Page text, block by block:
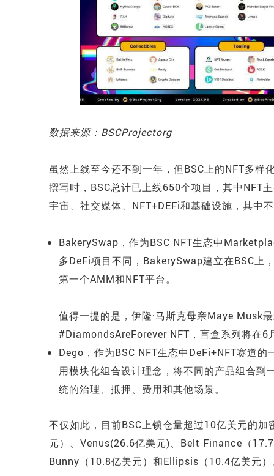
数据来源：BSCProjectorg
虽然上线至今还不到一年，但BSC上的NFT多
撰写时，BSC总计已上线650个项目，其中NFT
宇宙、社交媒体、NFT+DEFi和基础设施，其中
BakerySwap，作为BSC NFT生态中
多DeFi项目不同，BakerySwap建立在BSC上
第一个AMM和NFT平台。
值得一提的是，伊隆·马斯克母亲Maye Musk
#DiamondsAreForever NFT，盲盒系列将在6
Dego，作为BSC NFT生态中DeFi+NFT赛道
用模块化组合设计理念，将不同的产品组合
统的治理、抵押、费用和其他场景。
不仅如此，目前BSC上锁仓量超过10亿美元的
元）、Venus(26.6亿美元)、Belt Finance（
Bunny（10.8亿美元）和Ellipsis（10.4亿美元